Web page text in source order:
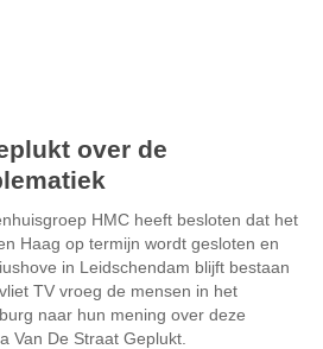
over de
HMC heeft besloten dat het
Haag op termijn wordt gesloten en
in Leidschendam blijft bestaan
TV vroeg de mensen in het
naar hun mening over deze
Van De Straat Geplukt.